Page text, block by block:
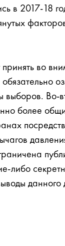
в 2017-18
во
выборов. Во-
более
либо
данного